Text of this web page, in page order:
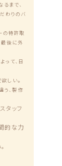
まで、
わりのバ
の特許取
最後に外
って、日
しい。
う、製作
タッフ
的な力